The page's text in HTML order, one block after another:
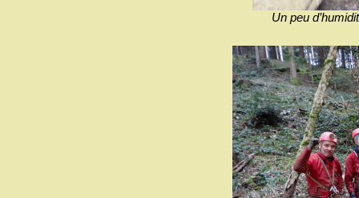
Un peu